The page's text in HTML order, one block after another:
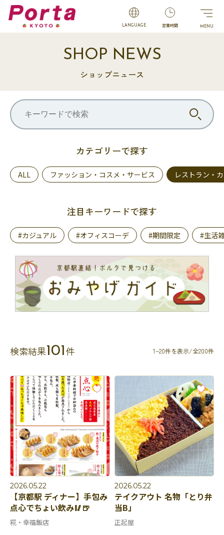
LANGUAGE 営業時間
SHOP NEWS
ショップニュース
カテゴリーで探す
ALL ファッション・コスメ・サービス レストラン・
注目キーワードで探す
#カジュアル #オフィスコーデ #期間限定 #生活
検索結果101件 1~20件を表示/全200件
2026.05.22
【京都駅 ディナー】手包み
点心でちょい飲み🥢🍺
糀・幸福飯店
2026.05.22
テイクアウト 名物「とり弁
当B」
正起屋